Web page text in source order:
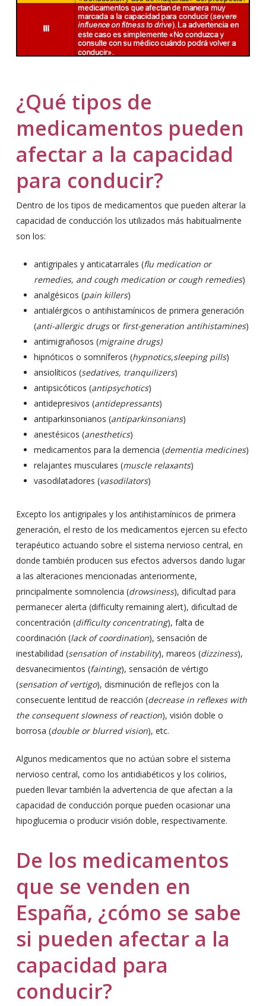
¿Qué tipos de
medicamentos pueden
afectar a la capacidad
para conducir?
Dentro de los tipos de medicamentos que pueden alterar la
capacidad de conducción los utilizados más habitualmente
son los:
antigripales y anticatarrales (flu medication or
remedies, and cough medication or cough remedies)
analgésicos (pain killers)
antialérgicos o antihistamínicos de primera generación
(anti-allergic drugsor first-generation antihistamines)
antimigrañosos (migraine drugs)
hipnóticos o somníferos (hypnotics,sleeping pills)
ansiolíticos (sedatives, tranquilizers)
antipsicóticos (antipsychotics)
antidepresivos (antidepressants)
antiparkinsonianos (antiparkinsonians)
anestésicos (anesthetics)
medicamentos para la demencia (dementia medicines)
relajantes musculares (muscle relaxants)
vasodilatadores (vasodilators)
Excepto los antigripales y los antihistamínicos de primera
generación, el resto de los medicamentos ejercen su efecto
terapéutico actuando sobre el sistema nervioso central, en
donde también producen sus efectos adversos dando lugar
a las alteraciones mencionadas anteriormente,
principalmente somnolencia (drowsiness), dificultad para
permanecer alerta (difficulty remaining alert), dificultad de
concentración (difficulty concentrating), falta de
coordinación (lack of coordination), sensación de
inestabilidad (sensation of instability), mareos (dizziness),
desvanecimientos (fainting), sensación de vértigo
(sensation of vertigo), disminución de reflejos con la
consecuente lentitud de reacción (decrease in reflexes with
the consequent slowness of reaction), visión doble o
borrosa (double or blurred vision), etc.
Algunos medicamentos que no actúan sobre el sistema
nervioso central, como los antidiabéticos y los colirios,
pueden llevar también la advertencia de que afectan a la
capacidad de conducción porque pueden ocasionar una
hipoglucemia o producir visión doble, respectivamente.
De los medicamentos
que se venden en
España, ¿cómo se sabe
si pueden afectar a la
capacidad para
conducir?